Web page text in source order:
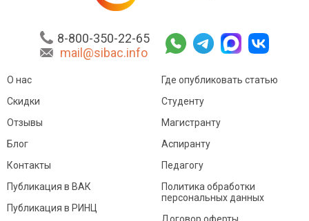
8-800-350-22-65
mail@sibac.info
О нас
Скидки
Отзывы
Блог
Контакты
Где опубликовать статью
Студенту
Магистранту
Аспиранту
Педагогу
Публикация в ВАК
Публикация в РИНЦ
Политика обработки
персональных данных